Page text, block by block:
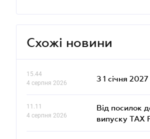
Схожі новини
15.44
4 серпня 2026
З 1 січня
11.11
4 серпня 2026
Від посилок
випуску TAX